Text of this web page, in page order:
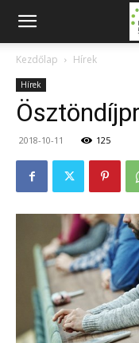
Kezdőlap Hírek
Hírek
2018-10-11 125